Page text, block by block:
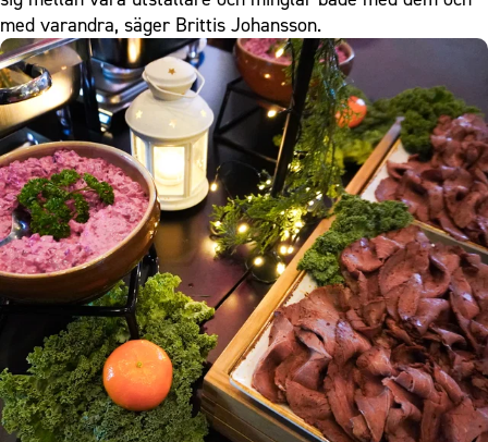
med varandra, säger Brittis Johansson.